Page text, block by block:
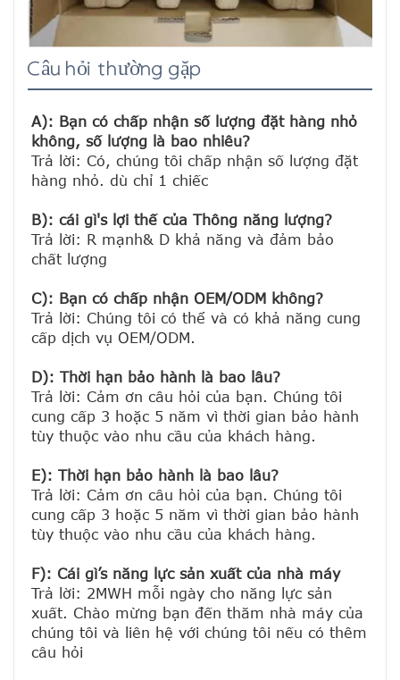
Câu hỏi thường gặp
A): Bạn có chấp nhận số lượng đặt hàng nhỏ
không, số lượng là bao nhiêu?
Trả lời: Có, chúng tôi chấp nhận số lượng đặt
hàng nhỏ. dù chỉ 1 chiếc
B): cái gì's lợi thế của Thông năng lượng?
Trả lời: R mạnh& D khả năng và đảm bảo
chất lượng
C): Bạn có chấp nhận OEM/ODM không?
Trả lời: Chúng tôi có thể và có khả năng cung
cấp dịch vụ OEM/ODM.
D): Thời hạn bảo hành là bao lâu?
Trả lời: Cảm ơn câu hỏi của bạn. Chúng tôi
cung cấp 3 hoặc 5 năm vì thời gian bảo hành
tùy thuộc vào nhu cầu của khách hàng.
E): Thời hạn bảo hành là bao lâu?
Trả lời: Cảm ơn câu hỏi của bạn. Chúng tôi
cung cấp 3 hoặc 5 năm vì thời gian bảo hành
tùy thuộc vào nhu cầu của khách hàng.
F): Cái gì’s năng lực sản xuất của nhà máy
Trả lời: 2MWH mỗi ngày cho năng lực sản
xuất. Chào mừng bạn đến thăm nhà máy của
chúng tôi và liên hệ với chúng tôi nếu có thêm